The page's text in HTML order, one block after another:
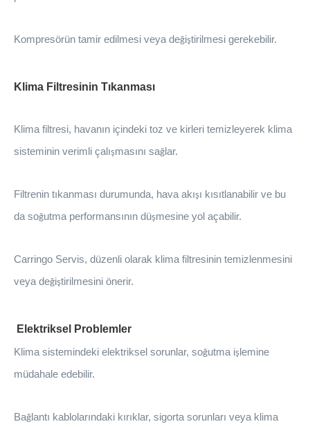
Kompresörün tamir edilmesi veya değiştirilmesi gerekebilir.
Klima Filtresinin Tıkanması
Klima filtresi, havanın içindeki toz ve kirleri temizleyerek klima
sisteminin verimli çalışmasını sağ lar.
Filtrenin tıkanması durumunda, hava akışı kısıtlanabilir ve bu
da soğutma performansının düşmesine yol açabilir.
Carringo Servis, düzenli olarak klima filtresinin temizlenmesini
veya değiştirilmesini önerir.
Elektriksel Problemler
Klima sistemindeki elektriksel sorunlar, soğutma iş lemine
müdahale edebilir.
Bağ lantı kablolarındaki kırıklar, sigorta sorunları veya klima